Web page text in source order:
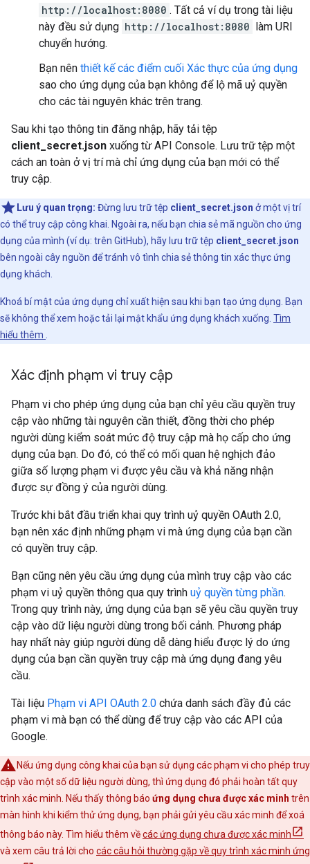
http://localhost:8080 . Tất cả ví dụ trong tài liệu
này đều sử dụng http://localhost:8080 làm URI
chuyển hướng.
Bạn nên thiết kế các điểm cuối Xác thực của ứng dụng
sao cho ứng dụng của bạn không để lộ mã uỷ quyền
cho các tài nguyên khác trên trang.
Sau khi tạo thông tin đăng nhập, hãy tải tệp
client_secret.json xuống từ API Console. Lưu trữ tệp một
cách an toàn ở vị trí mà chỉ ứng dụng của bạn mới có thể
truy cập.
Lưu ý quan trọng: Đừng lưu trữ tệp client_secret.json ở một vị trí
có thể truy cập công khai. Ngoài ra, nếu bạn chia sẻ mã nguồn cho ứng
dụng của mình (ví dụ: trên GitHub), hãy lưu trữ tệp client_secret.json
bên ngoài cây nguồn để tránh vô tình chia sẻ thông tin xác thực ứng
dụng khách.
Khoá bí mật của ứng dụng chỉ xuất hiện sau khi bạn tạo ứng dụng. Bạn
sẽ không thể xem hoặc tải lại mật khẩu ứng dụng khách xuống. Tìm
hiểu thêm
Xác định phạm vi truy cập
Phạm vi cho phép ứng dụng của bạn chỉ yêu cầu quyền truy
cập vào những tài nguyên cần thiết, đồng thời cho phép
người dùng kiểm soát mức độ truy cập mà họ cấp cho ứng
dụng của bạn. Do đó, có thể có mối quan hệ nghịch đảo
giữa số lượng phạm vi được yêu cầu và khả năng nhận
được sự đồng ý của người dùng.
Trước khi bắt đầu triển khai quy trình uỷ quyền OAuth 2.0,
bạn nên xác định những phạm vi mà ứng dụng của bạn cần
có quyền truy cập.
Bạn cũng nên yêu cầu ứng dụng của mình truy cập vào các
phạm vi uỷ quyền thông qua quy trình uỷ quyền từng phần.
Trong quy trình này, ứng dụng của bạn sẽ yêu cầu quyền truy
cập vào dữ liệu người dùng trong bối cảnh. Phương pháp
hay nhất này giúp người dùng dễ dàng hiểu được lý do ứng
dụng của bạn cần quyền truy cập mà ứng dụng đang yêu
cầu.
Tài liệu Phạm vi API OAuth 2.0 chứa danh sách đầy đủ các
phạm vi mà bạn có thể dùng để truy cập vào các API của
Google.
Nếu ứng dụng công khai của bạn sử dụng các phạm vi cho phép truy
cập vào một số dữ liệu người dùng, thì ứng dụng đó phải hoàn tất quy
trình xác minh. Nếu thấy thông báo ứng dụng chưa được xác minh trên
màn hình khi kiểm thử ứng dụng, bạn phải gửi yêu cầu xác minh để xoá
thông báo này. Tìm hiểu thêm vềcác ứng dụng chưa được xác minh
và xem câu trả lời cho các câu hỏi thường gặp về quy trình xác minh ứng